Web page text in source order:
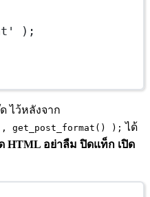
);
ไว้หลังจาก
get_post_format() ); ได้
HTML อย่าลืม ปิดแท็ก เปิด